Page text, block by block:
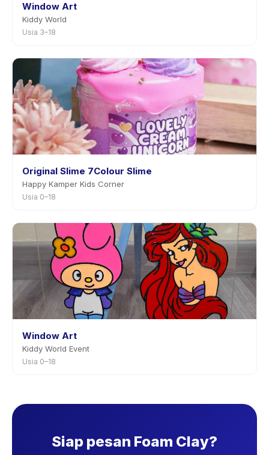
Window Art
Kiddy World
Usia 3–18
Original Slime 7Colour Slime
Happy Kamper Kids Corner
Usia 0–18
Window Art
Kiddy World Event
Usia 0–18
Siap pesan Foam Clay?